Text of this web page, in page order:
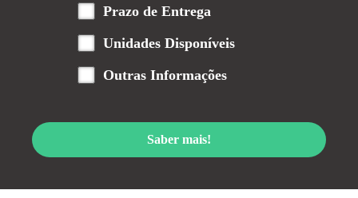
Prazo de Entrega
Unidades Disponíveis
Outras Informações
Saber mais!